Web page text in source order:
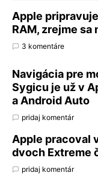
Apple
RAM, zrejme sa
3 komentáre
Navigácia pre
Sygicu je už v
a Android Auto
pridaj komentár
Apple pracoval
dvoch Extreme
pridaj komentár